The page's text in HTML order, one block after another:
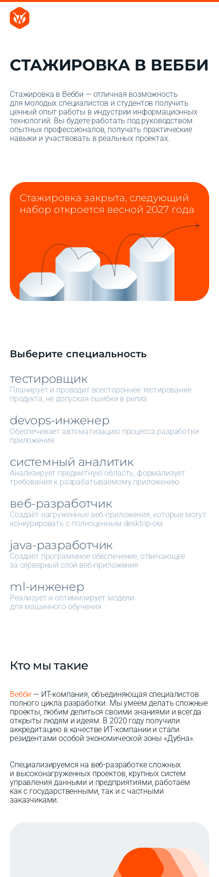
СТАЖИРОВКА В ВЕББИ
Стажировка в Вебби — отличная возможность
для молодых специалистов и студентов получить
ценный опыт работы в индустрии информационных
технологий. Вы будете работать под руководством
опытных профессионалов, получать практические
навыки и участвовать в реальных проектах.
Стажировка закрыта, следующий
набор откроется весной 2027 года
Выберите специальность
тестировщик
Планирует и проводит всестороннее тестирование
продукта, не допуская ошибки в релиз
devops-инженер
Обеспечивает автоматизацию процесса разработки
приложения
системный аналитик
Анализирует предметную область, формализует
требования к разрабатываемому приложению
веб-разработчик
Создаёт нагруженные веб‑приложения, которые могут
конкурировать с полноценным desktop‑ом
java-разработчик
Создаёт программное обеспечение, отвечающее
за серверный слой веб‑приложения
ml-инженер
Реализует и оптимизирует модели
для машинного обучения
Кто мы такие
Вебби — ИТ-компания, объединяющая специалистов
полного цикла разработки. Мы умеем делать сложные
проекты, любим делиться своими знаниями и всегда
открыты людям и идеям. В 2020 году получили
аккредитацию в качестве ИТ-компании и стали
резидентами особой экономической зоны «Дубна».
Специализируемся на веб-разработке сложных
и высоконагруженных проектов, крупных систем
управления данными и предприятиями, работаем
как с государственными, так и с частными
заказчиками.